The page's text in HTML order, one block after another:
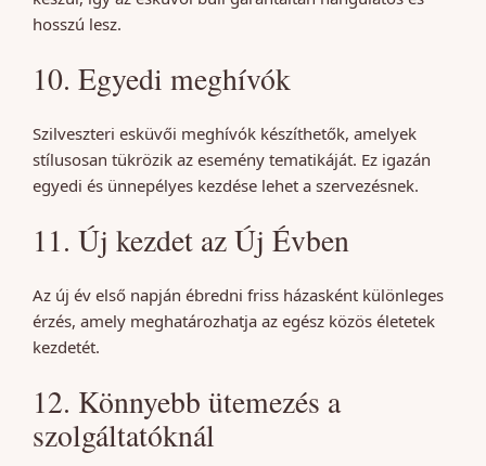
hosszú lesz.
10. Egyedi meghívók
Szilveszteri esküvői meghívók készíthetők, amelyek
stílusosan tükrözik az esemény tematikáját. Ez igazán
egyedi és ünnepélyes kezdése lehet a szervezésnek.
11. Új kezdet az Új Évben
Az új év első napján ébredni friss házasként különleges
érzés, amely meghatározhatja az egész közös életetek
kezdetét.
12. Könnyebb ütemezés a
szolgáltatóknál